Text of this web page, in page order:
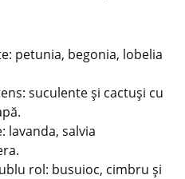
petunia, begonia, lobelia
suculente și cactuși cu
lavanda, salvia
rol: busuioc, cimbru și